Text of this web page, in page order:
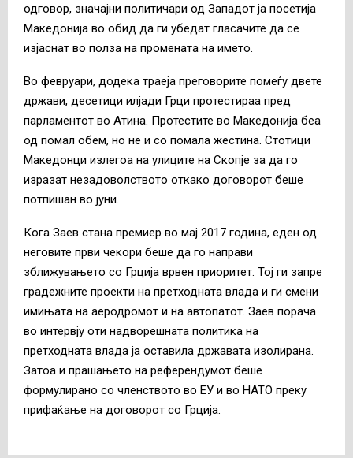
одговор, значајни политичари од Западот ја посетија
Македонија во обид да ги убедат гласачите да се
изјаснат во полза на промената на името.
Во февруари, додека траеја преговорите помеѓу двете
држави, десетици илјади Грци протестираа пред
парламентот во Атина. Протестите во Македонија беа
од помал обем, но не и со помала жестина. Стотици
Македонци излегоа на улиците на Скопје за да го
изразат незадоволството откако договорот беше
потпишан во јуни.
Кога Заев стана премиер во мај 2017 година, еден од
неговите први чекори беше да го направи
зближувањето со Грција врвен приоритет. Тој ги запре
градежните проекти на претходната влада и ги смени
имињата на аеродромот и на автопатот. Заев порача
во интервју оти надворешната политика на
претходната влада ја оставила државата изолирана.
Затоа и прашањето на референдумот беше
формулирано со членството во ЕУ и во НАТО преку
прифаќање на договорот со Грција.